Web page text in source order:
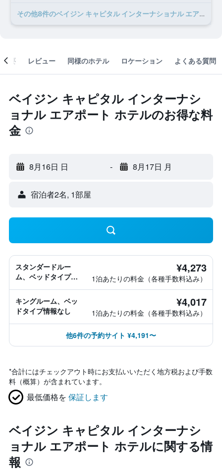
​その他8​件のベイジン キャピタル インターナショナル エアポート ホテルのオファー
概要 レビュー 同様のホテル ロケーション よくある質問
ベイジン キャピタル インターナシ
ョナル エアポート ホテルのお得な料
金
8月16日 日 - 8月17日 月
宿泊者2名, 1​部屋
スタンダードルー
ム、ベッドタイプ情
¥4,273
1泊あたりの料金（各種手数料込み）
キングルーム、ベッ
ドタイプ情報なし
¥4,017
1泊あたりの料金（各種手数料込み）
他6件の予約サイト ¥4,191〜
*合計にはチェックアウト時にお支払いいただく地方税および手数
料（概算）が含まれています。
最低価格を 保証します
ベイジン キャピタル インターナシ
ョナル エアポート ホテルに関する情
報